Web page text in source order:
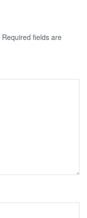
Required fields are